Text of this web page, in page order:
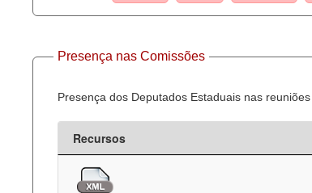
Presença nas Comissões
Presença dos Deputados Estaduais nas
Recursos